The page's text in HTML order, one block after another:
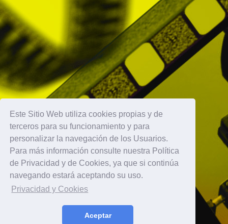
Este Sitio Web utiliza cookies propias y de
terceros para su funcionamiento y para
personalizar la navegación de los Usuarios.
Para más información consulte nuestra Política
de Privacidad y de Cookies, ya que si continúa
navegando estará aceptando su uso.
Privacidad y Cookies
Aceptar